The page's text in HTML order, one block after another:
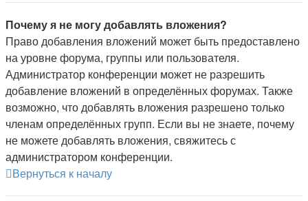
Почему я не могу добавлять вложения?
Право добавления вложений может быть предоставлено
на уровне форума, группы или пользователя.
Администратор конференции может не разрешить
добавление вложений в определённых форумах. Также
возможно, что добавлять вложения разрешено только
членам определённых групп. Если вы не знаете, почему
не можете добавлять вложения, свяжитесь с
администратором конференции.
Вернуться к началу